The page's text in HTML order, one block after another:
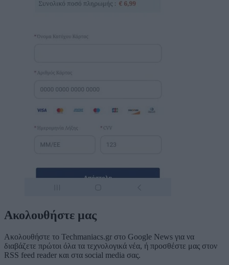
Ακολουθήστε μας
Ακολουθήστε το Techmaniacs.gr στο Google News για να
διαβάζετε πρώτοι όλα τα τεχνολογικά νέα, ή προσθέστε μας στον
RSS feed reader και στα social media σας.